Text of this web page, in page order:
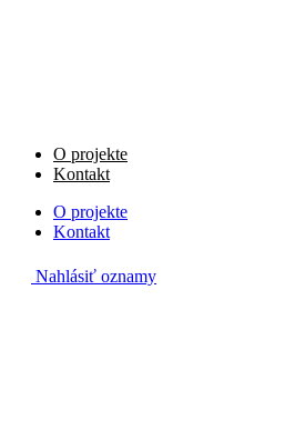
O projekte
Kontakt
O projekte
Kontakt
Nahlásiť oznamy